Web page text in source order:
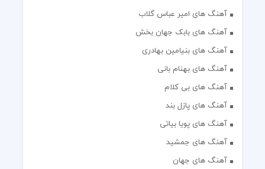
آهنگ های امیر عباس گلاب
آهنگ های بابک جهان بخش
آهنگ های بنیامین بهادری
آهنگ های بهنام بانی
آهنگ های بی کلام
آهنگ های پازل بند
آهنگ های پویا بیاتی
آهنگ های جمشید
آهنگ های جهان